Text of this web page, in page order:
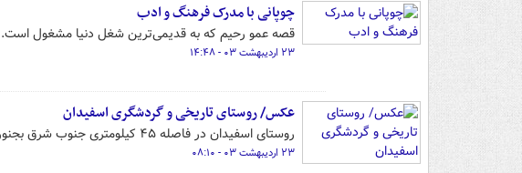
چوپانی با مدرک فرهنگ و ادب
قصه عمو رحیم که به قدیمی‌ترین شغل دنیا مشغول است.
۲۳ اردیبهشت ۰۳ - ۱۴:۴۸
عکس/ روستای تاریخی و گردشگری اسفیدان
روستای اسفیدان در فاصله ۴۵ کیلومتری جنوب شرق بجنورد در استان خراسان شمالی واقع شده است.
۲۳ اردیبهشت ۰۳ - ۰۸:۱۰